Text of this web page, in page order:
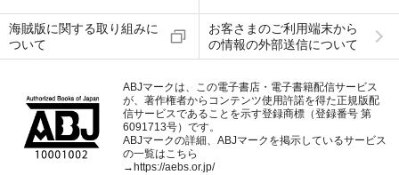
海賊版に関する取り組みに
ついて
お客さまのご利用端末から
の情報の外部送信について
ABJマークは、この電子書店・電子書籍配信サービス
が、著作権者からコンテンツ使用許諾を得た正規版配
信サービスであることを示す登録商標（登録番号 第
6091713号）です。
ABJマークの詳細、ABJマークを掲示しているサービス
の一覧はこちら
→ https://aebs.or.jp/